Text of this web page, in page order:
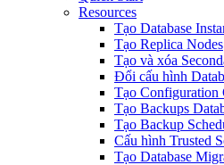
Resources
Tạo Database
Tạo Replica Nodes
Tạo và xóa
Đổi cấu hình
Tạo Configuration
Tạo Backups
Tạo Backup
Cấu hình Trusted
Tạo Database